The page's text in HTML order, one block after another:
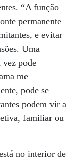
“A função
permanente
e evitar
Uma
vez pode
me
pode se
podem vir a
familiar ou
no interior de